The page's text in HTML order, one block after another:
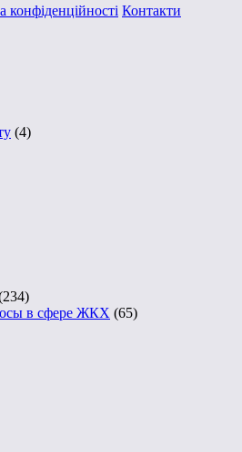
конфіденційності Контакти
(4)
в сфере ЖКХ (65)